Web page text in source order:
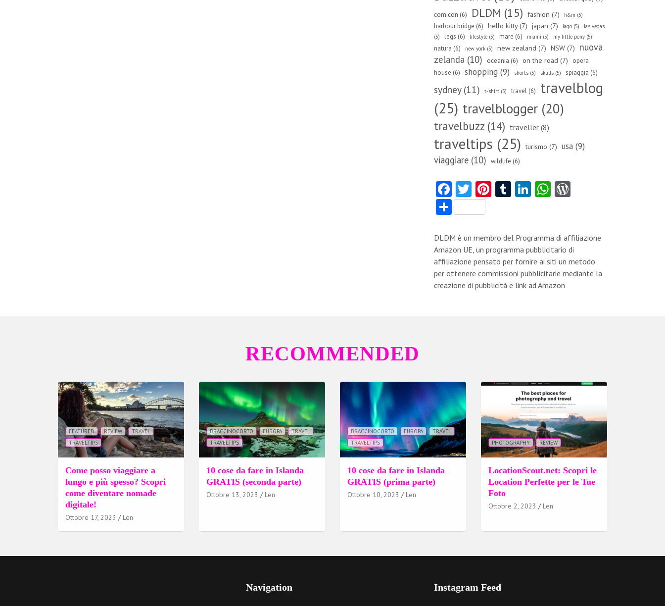
comicon (6) DLDM (15) fashion (7) h&m (5)
harbour bridge (6) hello kitty(7) japan (7) lago (5)
las vegas
(5)
legs (6) lifestyle (5) mare (6) miami (5) my little pony (5)
natura (6) new york (5) new zealand (7) NSW (7)
nuova
zelanda (10) oceania (6) on the road (7)
opera
house (6) shopping (9) shorts (5) skulls (5) spiaggia (6)
sydney(11) t-shirt (5) travel (6)
travelblog
(25) travelblogger (20)
travelbuzz (14) traveller (8)
traveltips (25) turismo (7) usa (9)
viaggiare (10) wildlife (6)
Fa
ce
b
o
o
k
T
w
itt
er
Pi
es
t
T
bl
r
Li
dI
n
W
A
p
p
Pr
es
s
C
n
di
vi
di
DLDM è un membro del Programma di affiliazione
Amazon UE, un programma pubblicitario di
affiliazione pensato per fornire ai siti un metodo
per ottenere commissioni pubblicitarie mediante la
creazione di pubblicità e link ad Amazon
RECOMMENDED
FEATURED REVIEW
TRAVEL
TRAVELTIPS
Come posso viaggiare a
lungo e più spesso? Scopri
come diventare nomade
digitale!
Ottobre 17, 2023 Len
BRACCINOCORTO EUROPA
TRAVEL
TRAVELTIPS
10 cose da fare in Islanda
GRATIS (seconda parte)
Ottobre 13, 2023 Len
BRACCINOCORTO EUROPA
TRAVEL
TRAVELTIPS
10 cose da fare in Islanda
GRATIS (prima parte)
Ottobre 10, 2023 Len
PHOTOGRAPHY REVIEW
LocationScout.net: Scopri le
Location Perfette per le Tue
Foto
Ottobre 2, 2023 Len
Navigation Instagram Feed